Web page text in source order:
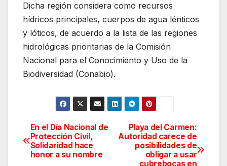
Dicha región considera como recursos
hídricos principales, cuerpos de agua lénticos
y lóticos, de acuerdo a la lista de las regiones
hidrológicas prioritarias de la Comisión
Nacional para el Conocimiento y Uso de la
Biodiversidad (Conabio).
Navegación
de
Playa del Carmen:
Autoridad carece de
posibilidades de
obligar a usar
cubrebocas en
En el Día Nacional de
Protección Civil,
Solidaridad hace
honor a su nombre